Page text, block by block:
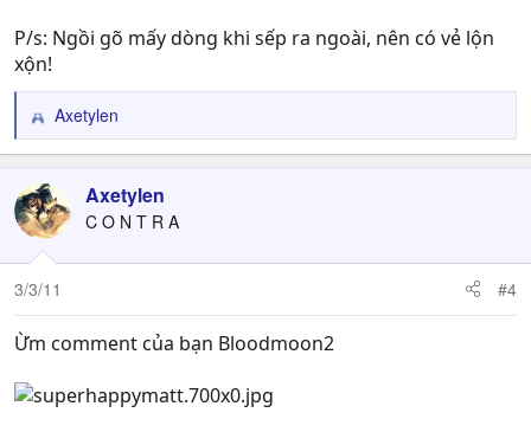
P/s: Ngồi gõ mấy dòng khi sếp ra ngoài, nên có vẻ lộn
xộn!
R
e
c
t
i
o
n
s
Axetylen
Axetylen
C O N T R A
3/3/11 #4
Ừm comment của bạn Bloodmoon2